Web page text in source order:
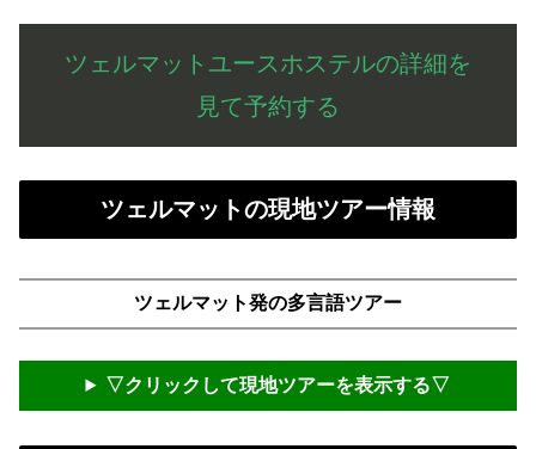
ツェルマットユースホステルの詳細を
見て予約する
ツェルマットの現地ツアー情報
ツェルマット発の多言語ツアー
▽クリックして現地ツアーを表示する▽